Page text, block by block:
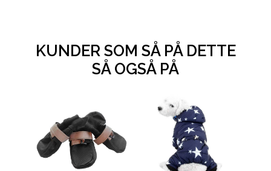
KUNDER SOM SÅ PÅ DETTE
SÅ OGSÅ PÅ